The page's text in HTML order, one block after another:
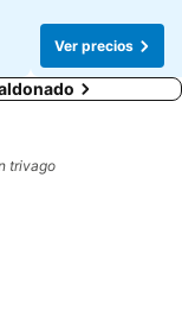
Ver precios
trivago